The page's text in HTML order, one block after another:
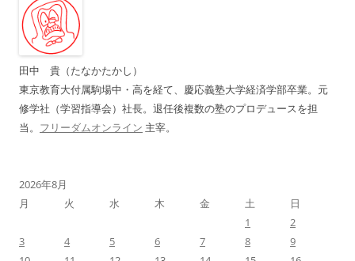
ー
シ
ョ
ン
田中 貴（たなかたかし）
東京教育大付属駒場中・高を経て、慶応義塾大学経済学部卒業。元
修学社（学習指導会）社長。退任後複数の塾のプロデュースを担
当。 フリーダムオンライン 主宰。
2026年8月
月
火 水 木 金 土
日
1
2
3
4 5 6 7 8
9